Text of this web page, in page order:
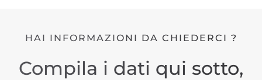
HAI INFORMAZIONI DA CHIEDERCI ?
Compila i dati qui sotto,